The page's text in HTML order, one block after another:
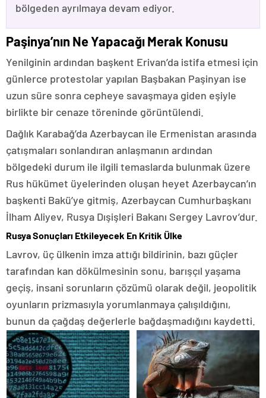
bölgeden ayrılmaya devam ediyor.
Paşinya’nın Ne Yapacağı Merak Konusu
Yenilginin ardından başkent Erivan’da istifa etmesi için
günlerce protestolar yapılan Başbakan Paşinyan ise
uzun süre sonra cepheye savaşmaya giden eşiyle
birlikte bir cenaze töreninde görüntülendi.
Dağlık Karabağ’da Azerbaycan ile Ermenistan arasında
çatışmaları sonlandıran anlaşmanın ardından
bölgedeki durum ile ilgili temaslarda bulunmak üzere
Rus hükümet üyelerinden oluşan heyet Azerbaycan’ın
başkenti Bakü’ye gitmiş, Azerbaycan Cumhurbaşkanı
İlham Aliyev, Rusya Dışişleri Bakanı Sergey Lavrov’dur.
Rusya Sonuçları Etkileyecek En Kritik Ülke
Lavrov, üç ülkenin imza attığı bildirinin, bazı güçler
tarafından kan dökülmesinin sonu, barışçıl yaşama
geçiş, insani sorunların çözümü olarak değil, jeopolitik
oyunların prizmasıyla yorumlanmaya çalışıldığını,
bunun da çağdaş değerlerle bağdaşmadığını kaydetti.